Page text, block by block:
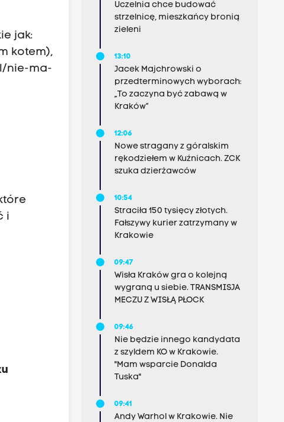
jak:
kotem),
nie-ma-
i
Uczelnia chce budować
strzelnicę, mieszkańcy bronią
zieleni
13:10
Jacek Majchrowski o
przedterminowych wyborach:
„To zaczyna być zabawą w
Kraków”
12:06
Nowe stragany z góralskim
rękodziełem w Kuźnicach. ZCK
szuka dzierżawców
10:54
Straciła 150 tysięcy złotych.
Fałszywy kurier zatrzymany w
Krakowie
09:47
Wisła Kraków gra o kolejną
wygraną u siebie. TRANSMISJA
MECZU Z WISŁĄ PŁOCK
09:46
Nie będzie innego kandydata
z szyldem KO w Krakowie.
"Mam wsparcie Donalda
Tuska"
09:41
Andy Warhol w Krakowie. Nie